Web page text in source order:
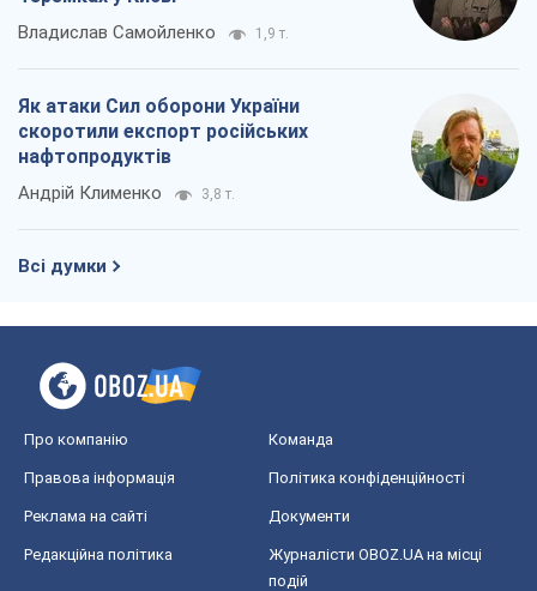
Владислав Самойленко 1,9 т.
Як атаки Сил оборони України
скоротили експорт російських
нафтопродуктів
Андрій Клименко 3,8 т.
Всі думки
Про компанію Команда
Правова інформація Політика конфіденційності
Реклама на сайті Документи
Редакційна політика
Журналісти OBOZ.UA на місці
подій